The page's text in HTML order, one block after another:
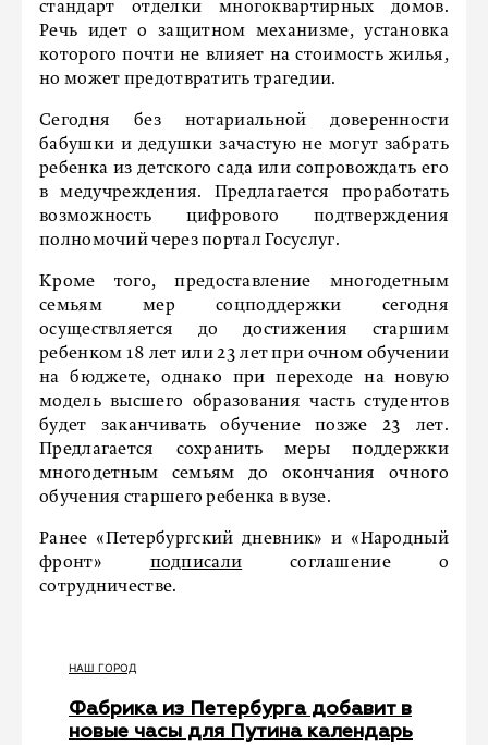
стандарт отделки многоквартирных домов.
Речь идет о защитном механизме, установка
которого почти не влияет на стоимость жилья,
но может предотвратить трагедии.
Сегодня без нотариальной доверенности
бабушки и дедушки зачастую не могут забрать
ребенка из детского сада или сопровождать его
в медучреждения. Предлагается проработать
возможность цифрового подтверждения
полномочий через портал Госуслуг.
Кроме того, предоставление многодетным
семьям мер соцподдержки сегодня
осуществляется до достижения старшим
ребенком 18 лет или 23 лет при очном обучении
на бюджете, однако при переходе на новую
модель высшего образования часть студентов
будет заканчивать обучение позже 23 лет.
Предлагается сохранить меры поддержки
многодетным семьям до окончания очного
обучения старшего ребенка в вузе.
Ранее «Петербургский дневник» и «Народный
фронт» подписали соглашение о
сотрудничестве.
НАШ ГОРОД
Фабрика из Петербурга добавит в
новые часы для Путина календарь